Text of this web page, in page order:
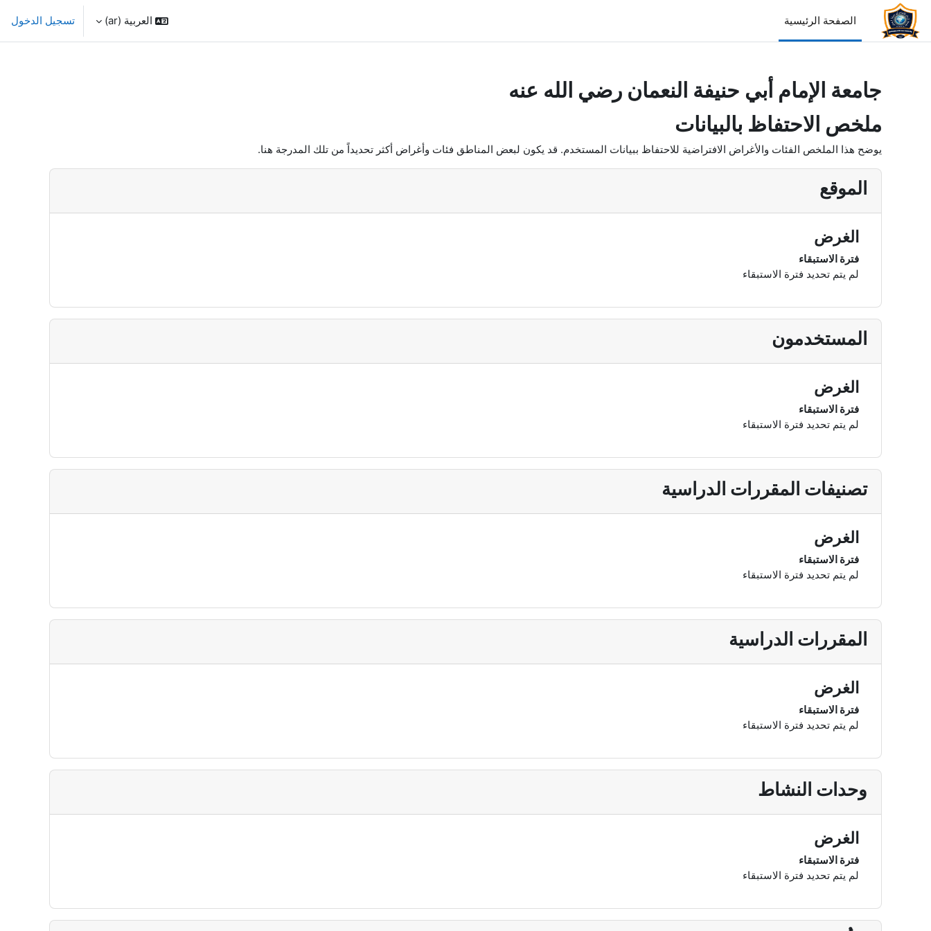
تخطى إلى المحتوى الرئيسي
الصفحة الرئيسية
العربية ‎(ar)‎ تسجيل الدخول
جامعة الإمام أبي حنيفة النعمان رضي الله عنه
ملخص الاحتفاظ بالبيانات
يوضح هذا الملخص الفئات والأغراض الافتراضية للاحتفاظ ببيانات المستخدم. قد يكون لبعض المناطق فئات وأغراض أكثر تحديداً من تلك المدرجة هنا.
الموقع
الغرض
فترة الاستبقاء
لم يتم تحديد فترة الاستبقاء
المستخدمون
الغرض
فترة الاستبقاء
لم يتم تحديد فترة الاستبقاء
تصنيفات المقررات الدراسية
الغرض
فترة الاستبقاء
لم يتم تحديد فترة الاستبقاء
المقررات الدراسية
الغرض
فترة الاستبقاء
لم يتم تحديد فترة الاستبقاء
وحدات النشاط
الغرض
فترة الاستبقاء
لم يتم تحديد فترة الاستبقاء